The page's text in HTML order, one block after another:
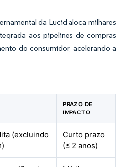
da Lucid aloca milhares
aos pipelines de compras
do consumidor, acelerando a
PRAZO DE
IMPACTO
(excluindo
Curto prazo
(≤ 2 anos)